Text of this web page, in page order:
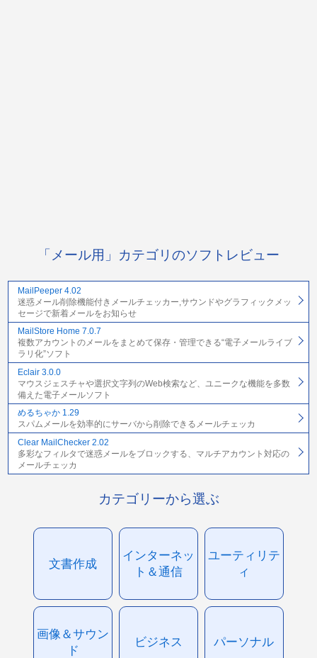
「メール用」カテゴリのソフトレビュー
MailPeeper 4.02
迷惑メール削除機能付きメールチェッカー,サウンドやグラフィックメッ
セージで新着メールをお知らせ
MailStore Home 7.0.7
複数アカウントのメールをまとめて保存・管理できる“電子メールライブ
ラリ化”ソフト
Eclair 3.0.0
マウスジェスチャや選択文字列のWeb検索など、ユニークな機能を多数
備えた電子メールソフト
めるちゃか 1.29
スパムメールを効率的にサーバから削除できるメールチェッカ
Clear MailChecker 2.02
多彩なフィルタで迷惑メールをブロックする、マルチアカウント対応の
メールチェッカ
カテゴリーから選ぶ
文書作成
インターネッ
ト＆通信
ユーティリテ
ィ
画像＆サウン
ド
ビジネス パーソナル